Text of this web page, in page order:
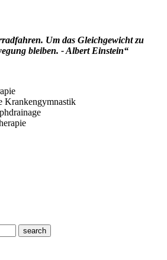
Um das Gleichgewicht zu
bleiben. - Albert Einstein“
Krankengymnastik